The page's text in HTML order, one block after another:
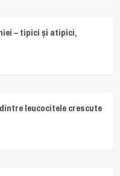
– tipici și atipici,
leucocitele crescute